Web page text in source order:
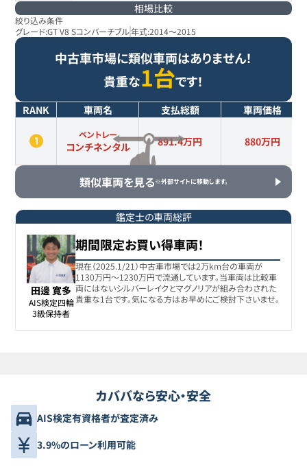
相場比較
絞り込み条件
グレード:GT V8 Sコンバーチブル年式:2014～2015
中古車市場に類似車両はありません！
貴重な1台です！
RANK 車両名 支払総額 車両価格
ベントレー
コンチネンタル 891.4万円 880万円
類似車両を見る※外部サイトに移動します。
鑑定士の車両総評
田邊 寛多
AIS検定四輪
3級保持者
期間限定お買い得車両！
現在（2025.1/21）中古車市場では2万km台の車両が
1130万円～1230万円で流通しています。当車両は比較車
両にはないシルバーレイクとマグノリアが組み合わされた
貴重な1台です。気になる方はお早めにご検討下さいませ。
カババなら安心・安全
AIS検定有資格者が査定済み
3.9%のローン利用可能